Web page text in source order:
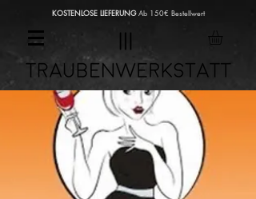
KOSTENLOSE LIEFERUNGAb 150€ Bestellwert